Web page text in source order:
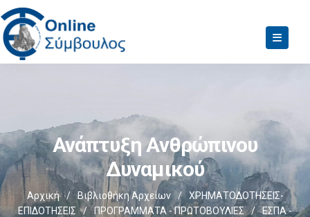
Ανάπτυξη Ανθρώπινου
Δυναμικού
Αρχική / Βιβλιοθήκη Αρχείων /
ΧΡΗΜΑΤΟΔΟΤΗΣΕΙΣ-
ΕΠΙΔΟΤΗΣΕΙΣ
/ ΠΡΟΓΡΑΜΜΑΤΑ - ΠΡΩΤΟΒΟΥΛΙΕΣ /
ΕΣΠΑ -